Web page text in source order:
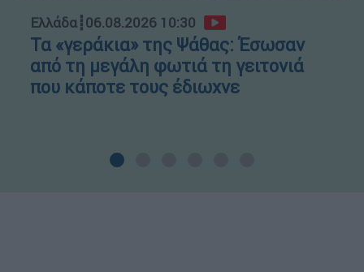
Ελλάδα┋06.08.2026 10:30
Τα «γεράκια» της Ψάθας: Έσωσαν
από τη μεγάλη φωτιά τη γειτονιά
που κάποτε τους έδιωχνε